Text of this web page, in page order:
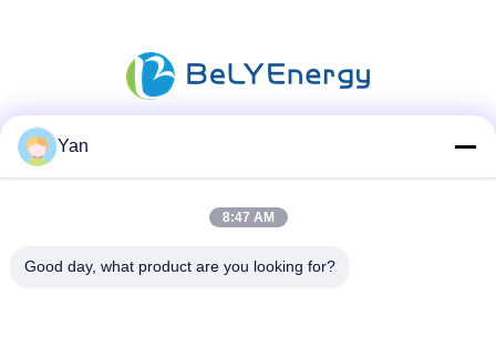
迅速な連絡
Yan
8:47 AM
Good day, what product are you looking for?